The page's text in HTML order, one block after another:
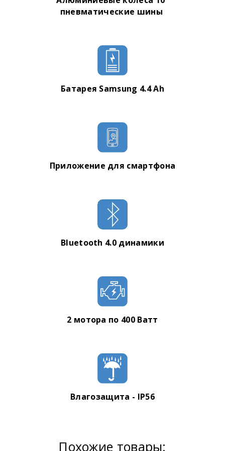
пневматические шины
Батарея Samsung 4.4 Ah
Приложение для смартфона
Bluetooth 4.0 динамики
2 мотора по 400 Ватт
Влагозащита - IP56
Похожие товары: